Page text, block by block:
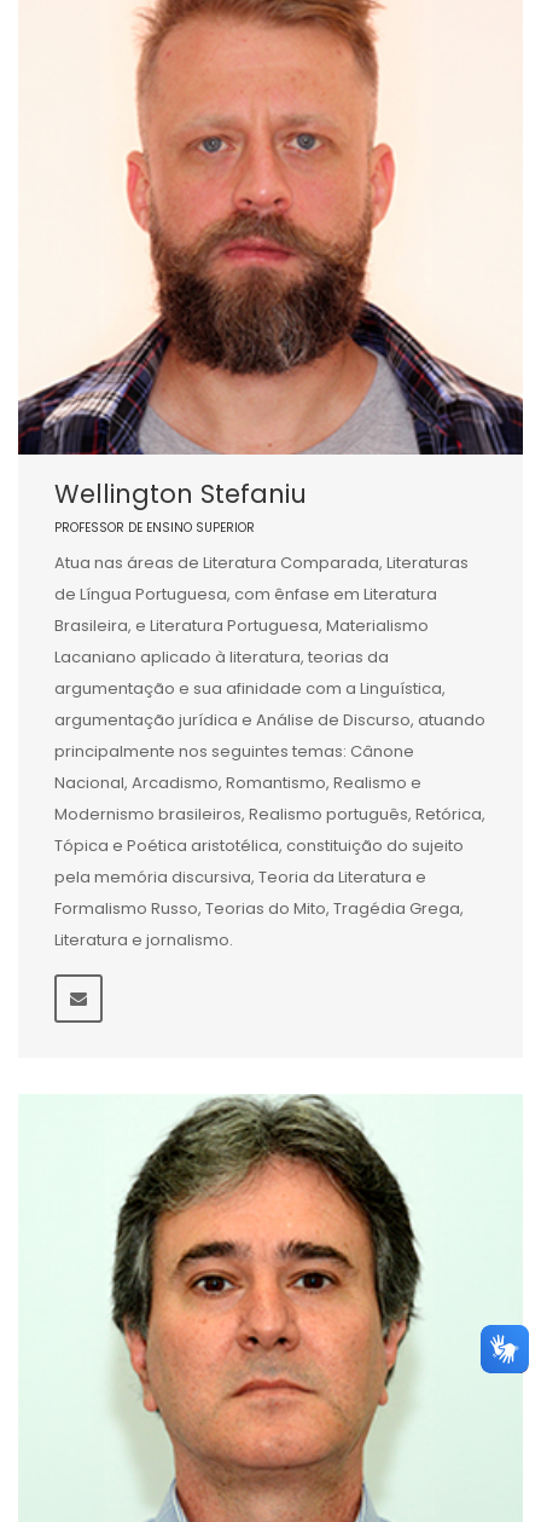
Wellington Stefaniu
PROFESSOR DE ENSINO SUPERIOR
Atua nas áreas de Literatura Comparada, Literaturas
de Língua Portuguesa, com ênfase em Literatura
Brasileira, e Literatura Portuguesa, Materialismo
Lacaniano aplicado à literatura, teorias da
argumentação e sua afinidade com a Linguística,
argumentação jurídica e Análise de Discurso, atuando
principalmente nos seguintes temas: Cânone
Nacional, Arcadismo, Romantismo, Realismo e
Modernismo brasileiros, Realismo português, Retórica,
Tópica e Poética aristotélica, constituição do sujeito
pela memória discursiva, Teoria da Literatura e
Formalismo Russo, Teorias do Mito, Tragédia Grega,
Literatura e jornalismo.